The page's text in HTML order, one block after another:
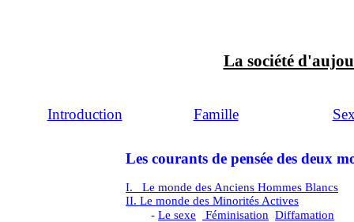
La société
Introduction Famille
Les courants de pensée des deux
I. Le monde des Anciens Hommes Blancs
II. Le monde des Minorités Actives
- Le sexe Féminisation Diffamation